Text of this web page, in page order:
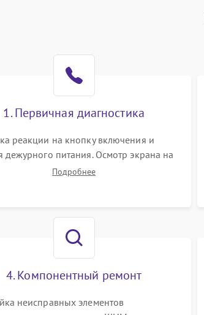
1. Первичная диагностика
реакции на кнопку включения и
дежурного питания. Осмотр экрана на
повреждения. Подключение к ПК
Подробнее
4. Компонентный ремонт
неисправных элементов